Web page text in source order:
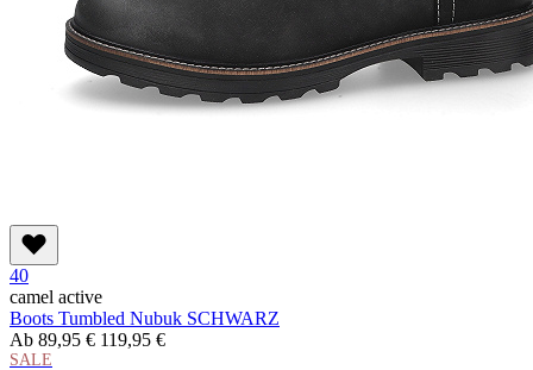
40
camel active
Boots Tumbled Nubuk SCHWARZ
Ab 89,95 € 119,95 €
SALE